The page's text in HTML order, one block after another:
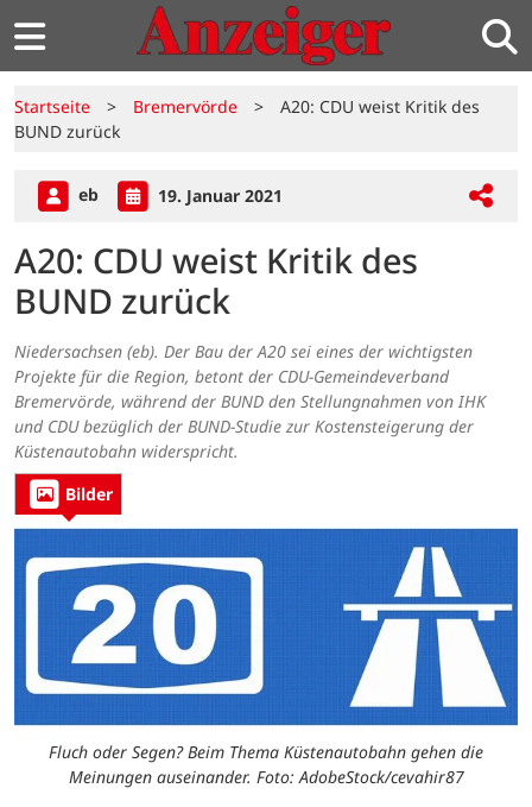
Startseite > Bremervörde >
A20: CDU weist Kritik des
BUND zurück
eb 19. Januar 2021
A20: CDU weist Kritik des
BUND zurück
Niedersachsen (eb). Der Bau der A20 sei eines der wichtigsten
Projekte für die Region, betont der CDU-Gemeindeverband
Bremervörde, während der BUND den Stellungnahmen von IHK
und CDU bezüglich der BUND-Studie zur Kostensteigerung der
Küstenautobahn widerspricht.
Bilder
Fluch oder Segen? Beim Thema Küstenautobahn gehen die
Meinungen auseinander. Foto: AdobeStock/cevahir87